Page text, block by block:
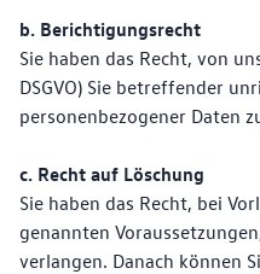
b. Berichtigungsrecht
Sie haben das Recht, von
DSGVO) Sie betreffender
personenbezogener Daten
c. Recht auf Löschung
Sie haben das Recht, bei
genannten
verlangen. Danach können